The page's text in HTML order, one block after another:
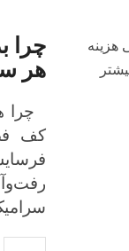
چرا
هر
چرا
کف